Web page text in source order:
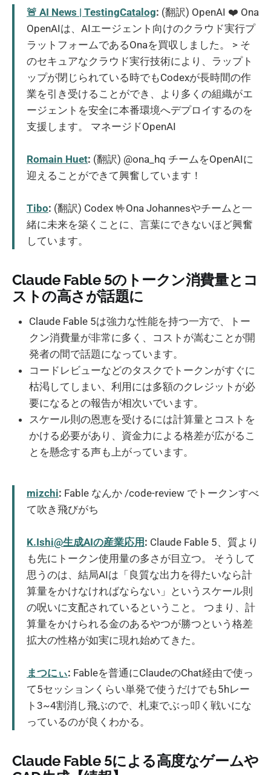
🚨 AI News | TestingCatalog: (翻訳) OpenAI ❤️ Ona
OpenAIは、AIエージェント向けのクラウド実行プ
ラットフォームであるOnaを買収しました。 > そ
のセキュアなクラウド実行技術により、ラップト
ップが閉じられている時でもCodexが長時間の作
業を引き受けることができ、より多くの組織がエ
ージェントを安全に本番環境へデプロイするのを
支援します。 マネージドOpenAI
Romain Huet: (翻訳) @ona_hq チームをOpenAIに
迎えることができて興奮しています！
Tibo: (翻訳) Codex 🤟Ona Johannesやチームと一
緒に未来を築くことに、言葉にできないほど興奮
しています。
Claude Fable 5のトークン消費量とコ
ストの高さが話題に
Claude Fable 5は強力な性能を持つ一方で、トー
クン消費量が非常に多く、コストが嵩むことが開
発者の間で話題になっています。
コードレビューなどのタスクでトークンがすぐに
枯渇してしまい、利用には多額のクレジットが必
要になるとの報告が相次いでいます。
スケール則の恩恵を受けるには計算量とコストを
かける必要があり、資金力による格差が広がるこ
とを懸念する声も上がっています。
mizchi: Fable なんか /code-review でトークンすべ
て吹き飛びがち
K.Ishi@生成AIの産業応用: Claude Fable 5、質より
も先にトークン使用量の多さが目立つ。 そうして
思うのは、結局AIは「良質な出力を得たいなら計
算量をかけなければならない」というスケール則
の呪いに支配されているということ。 つまり、計
算量をかけられる金のあるやつが勝つという格差
拡大の性格が如実に現れ始めてきた。
まつにぃ: Fableを普通にClaudeのChat経由で使っ
て5セッションくらい単発で使うだけでも5hレー
ト3~4割消し飛ぶので、札束でぶっ叩く戦いにな
っているのが良くわかる。
Claude Fable 5による高度なゲームや